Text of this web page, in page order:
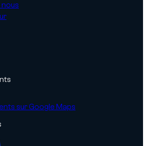
sur Google Maps